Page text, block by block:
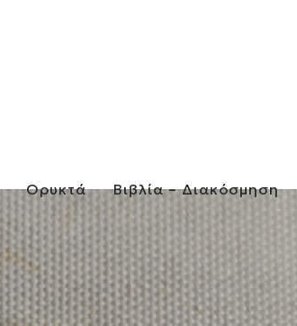
Ορυκτά Βιβλία – Διακόσμηση